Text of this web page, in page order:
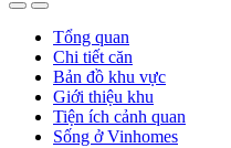
Tổng quan
Chi tiết căn
Bản đồ khu vực
Giới thiệu khu
Tiện ích cảnh quan
Sống ở Vinhomes